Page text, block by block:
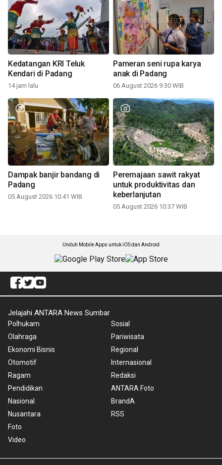
Kedatangan KRI Teluk
Kendari di Padang
14 jam lalu
Pameran seni rupa karya
anak di Padang
06 August 2026 9:30 WIB
Dampak banjir bandang di
Padang
05 August 2026 10:41 WIB
Peremajaan sawit rakyat
untuk produktivitas dan
keberlanjutan
05 August 2026 10:37 WIB
Unduh Mobile Apps untuk iOS dan Android
Jelajahi ANTARA News Sumbar
Polhukam
Olahraga
Ekonomi Bisnis
Otomotif
Ragam
Pendidikan
Nasional
Nusantara
Foto
Video
Sosial
Pariwisata
Regional
Internasional
Redaksi
ANTARA Foto
BrandA
RSS